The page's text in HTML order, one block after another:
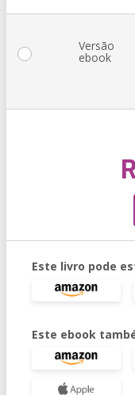
Versão
ebook
Este livro pode
Este ebook